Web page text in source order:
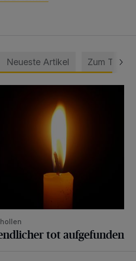
Neueste Artikel Zum Thema
tot aufgefunden